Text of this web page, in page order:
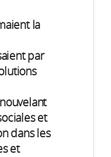
la
par
et
dans les
et